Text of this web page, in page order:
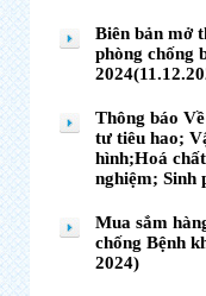
Biên bản mở
phòng chống
Thông báo
tư tiêu hao;
hình;Hoá
nghiệm; Sinh
Mua sắm
chống Bệnh
2024)